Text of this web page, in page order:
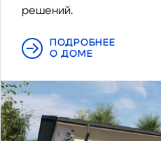
решений.
ПОДРОБНЕЕ
О ДОМЕ